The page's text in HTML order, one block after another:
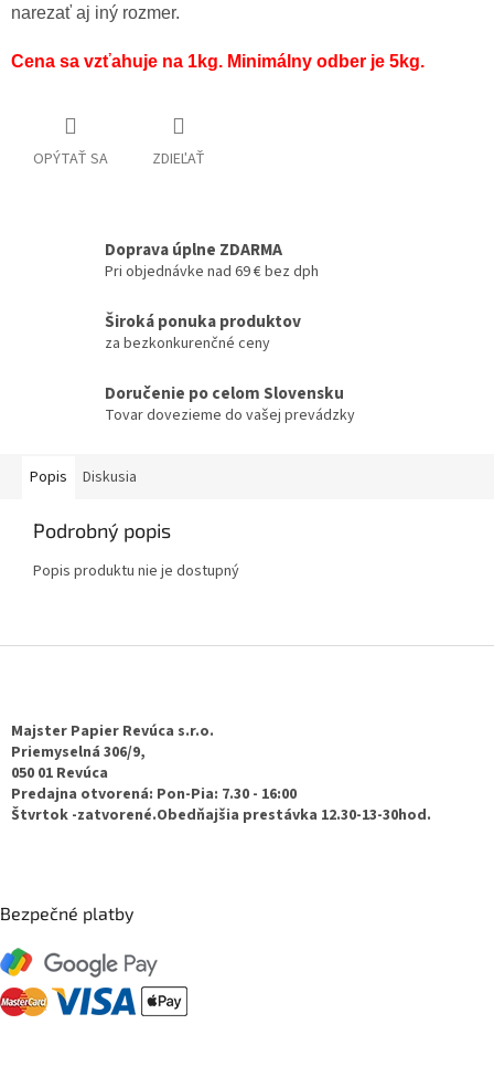
narezať aj iný rozmer.
Cena sa vzťahuje na 1kg. Minimálny odber je 5kg.
OPÝTAŤ SA ZDIEĽAŤ
Doprava úplne ZDARMA
Pri objednávke nad 69 € bez dph
Široká ponuka produktov
za bezkonkurenčné ceny
Doručenie po celom Slovensku
Tovar dovezieme do vašej prevádzky
Popis Diskusia
Podrobný popis
Popis produktu nie je dostupný
Majster Papier Revúca s.r.o.
Priemyselná 306/9,
050 01 Revúca
Predajna otvorená: Pon-Pia: 7.30 - 16:00
Štvrtok -zatvorené.Obedňajšia prestávka 12.30-13-30hod.
Bezpečné platby